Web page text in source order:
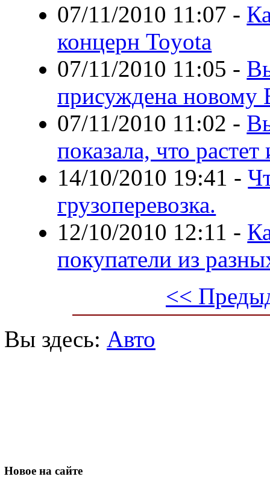
07/11/2010 11:07 -
концерн Toyota
07/11/2010 11:05 -
присуждена новому
07/11/2010 11:02 -
показала, что
14/10/2010 19:41 -
грузоперевозка.
12/10/2010 12:11 -
покупатели из
<<
Вы здесь: Авто
Новое на сайте